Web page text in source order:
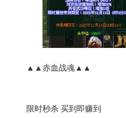
▲▲赤血战魂▲▲
限时秒杀 买到即赚到